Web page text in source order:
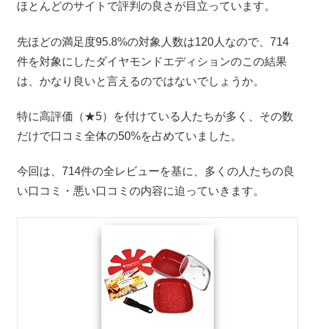
ほとんどのサイトで評判の良さが目立っています。
先ほどの満足度95.8%の対象人数は120人なので、714
件を対象にしたダイヤモンドエディションのこの結果
は、かなり良いと言えるのではないでしょうか。
特に高評価（★5）を付けている人たちが多く、その数
だけで口コミ全体の50%を占めていました。
今回は、714件の全レビューを基に、多くの人たちの良
い口コミ・悪い口コミの内容に迫っていきます。